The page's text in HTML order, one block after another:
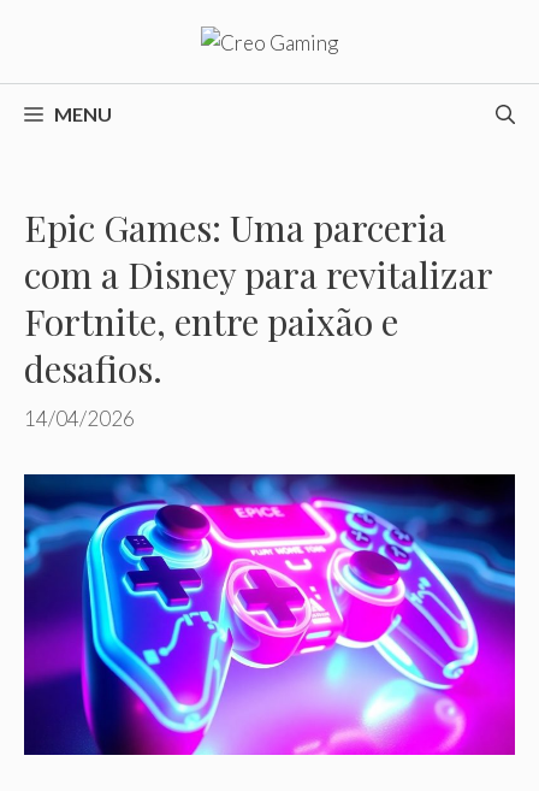
o
conteúdoMENU
Epic Games: Uma parceria
com a Disney para revitalizar
Fortnite, entre paixão e
desafios.
14/04/2026